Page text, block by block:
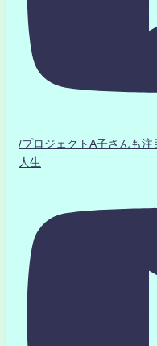
/プロジェクトA子さんも
人生